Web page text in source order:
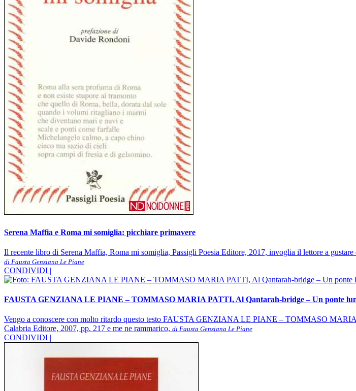
Serena Maffia e Roma mi somiglia: picchiare primavere
Il recente libro di Serena Maffia, Roma mi somiglia, Passigli Poesia Editore, 2017, invoglia il lettore a
di Fausta Genziana Le Piane
CONDIVIDI |
FAUSTA GENZIANA LE PIANE – TOMMASO MARIA PATTI, Al Qantarah-bridge – Un ponte
Vengo a conoscere con molto ritardo questo testo FAUSTA GENZIANA LE PIANE – TOMMASO
Calabria Editore, 2007, pp. 217 e me ne rammarico, di Fausta Genziana Le Piane
CONDIVIDI |